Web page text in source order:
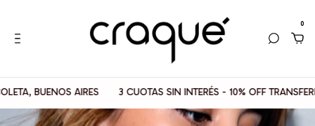
0
BUENOS AIRES 3 CUOTAS SIN INTERÉS - 10% OFF